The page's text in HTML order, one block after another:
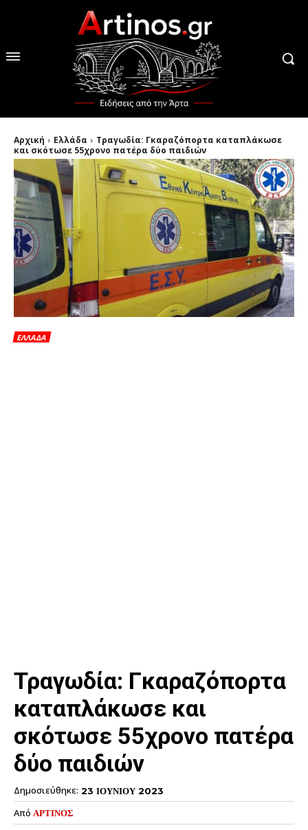
Αρχική Ελλάδα
Τραγωδία: Γκαραζόπορτα καταπλάκωσε
και σκότωσε 55χρονο πατέρα δύο παιδιών
ΕΛΛΑΔΑ
Τραγωδία: Γκαραζόπορτα
καταπλάκωσε και
σκότωσε 55χρονο πατέρα
δύο παιδιών
Δημοσιεύθηκε: 23 ΙΟΥΝΙΟΥ 2023
Από ΑΡΤΙΝΟΣ